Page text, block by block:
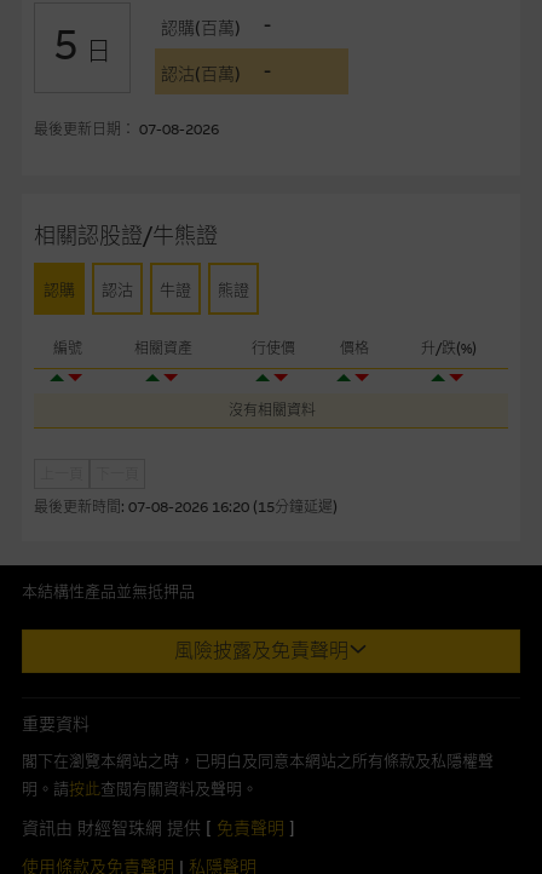
5 日
認購(百萬) -
認沽(百萬) -
最後更新日期： 07-08-2026
相關認股證/牛熊證
認購 認沽 牛證 熊證
編號 相關資產 行使價 價格 升/跌(%)
沒有相關資料
最後更新時間: 07-08-2026 16:20 (15分鐘延遲)
與結構性產品有關的風險
結構性產品並無抵押品，如發行人無力償債或違約，投資者可能
無法收回部份或全部應收款項。結構性產品價格可升可跌。過往
表現並不反映未來表現。產品的第二市場可能有限而麥格理資本
備有強制贖回機制可能被提早終止，届時(i) N類牛熊證投資者會
損失全部投資；而(ii)R類牛熊證之剩餘價值則可能為零。
本網站或載有連接非由麥格理集團管理的網站的連結。此等連結
理集團對此等網站的內容及所介紹的產品或服務，均無任何操控
接的第三者查詢。此外，載有第三者網站的連結，不應視為該第
本網站雖連接第三者管理的網站，但麥格理集團並非授權網站瀏
部分可經本網站連結下載的軟件程式屬於第三者的產品。閣下使
用此等屬於第三者的軟件，須自負全責。此等軟件的使用，可能
受軟件持有人訂出的使用條款約束。
本結構性產品並無抵押品
此內容來自我們在所示日期時認為可靠之來源，且均以真誠提供。然
而，Macquarie Capital Limited (CE No. AAC 534)(「 MCL 」)不作陳
亦不為資料的準確程度、完整性及合時性負上責任。
本網址由香港證券及期貨事務監察委員會註冊交易商MCL提供。MCL為
本文所提及上市股份有關的Macquarie Bank Limited (ABN 46 008
及/或流通量提供者。本網站內容僅為香港居民設計，並只供香港市民使
用，不適用於美國人或其他國家之居民。本網址提供之任何資料包括任
風險披露及免責聲明
重要資料
閣下在瀏覽本網站之時，已明白及同意本網站之所有條款及私隱權聲
明。請按此查閱有關資料及聲明。
資訊由 財經智珠網 提供 [ 免責聲明 ]
使用條款及免責聲明 | 私隱聲明